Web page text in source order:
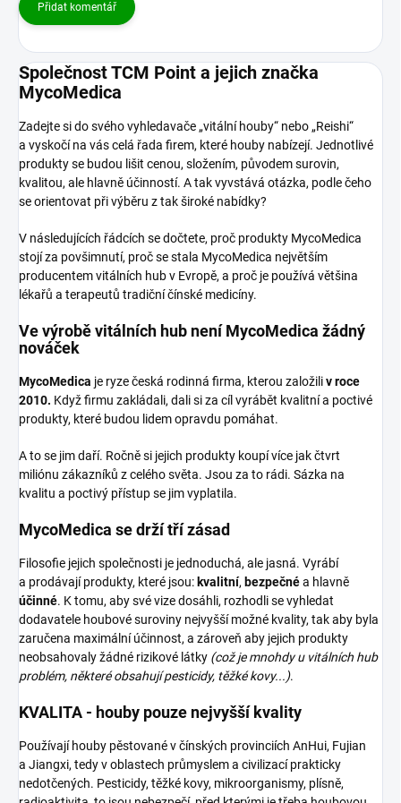
Přidat komentář
Společnost TCM Point a jejich značka
MycoMedica
Zadejte si do svého vyhledavače „vitální houby“ nebo „Reishi“
a vyskočí na vás celá řada firem, které houby nabízejí. Jednotlivé
produkty se budou lišit cenou, složením, původem surovin,
kvalitou, ale hlavně účinností. A tak vyvstává otázka, podle čeho
se orientovat při výběru z tak široké nabídky?
V následujících řádcích se dočtete, proč produkty MycoMedica
stojí za povšimnutí, proč se stala MycoMedica největším
producentem vitálních hub v Evropě, a proč je používá většina
lékařů a terapeutů tradiční čínské medicíny.
Ve výrobě vitálních hub není MycoMedica žádný
nováček
MycoMedica je ryze česká rodinná firma, kterou založiliv roce
2010. Když firmu zakládali, dali si za cíl vyrábět kvalitní a poctivé
produkty, které budou lidem opravdu pomáhat.
A to se jim daří. Ročně si jejich produkty koupí více jak čtvrt
miliónu zákazníků z celého světa. Jsou za to rádi. Sázka na
kvalitu a poctivý přístup se jim vyplatila.
MycoMedica se drží tří zásad
Filosofie jejich společnosti je jednoduchá, ale jasná. Vyrábí
a prodávají produkty, které jsou: kvalitní, bezpečnéa hlavně
účinné. K tomu, aby své vize dosáhli, rozhodli se vyhledat
dodavatele houbové suroviny nejvyšší možné kvality, tak aby byla
zaručena maximální účinnost, a zároveň aby jejich produkty
neobsahovaly žádné rizikové látky (což je mnohdy u vitálních hub
problém, některé obsahují pesticidy, těžké kovy...).
KVALITA - houby pouze nejvyšší kvality
Používají houby pěstované v čínských provinciích AnHui, Fujian
a Jiangxi, tedy v oblastech průmyslem a civilizací prakticky
nedotčených. Pesticidy, těžké kovy, mikroorganismy, plísně,